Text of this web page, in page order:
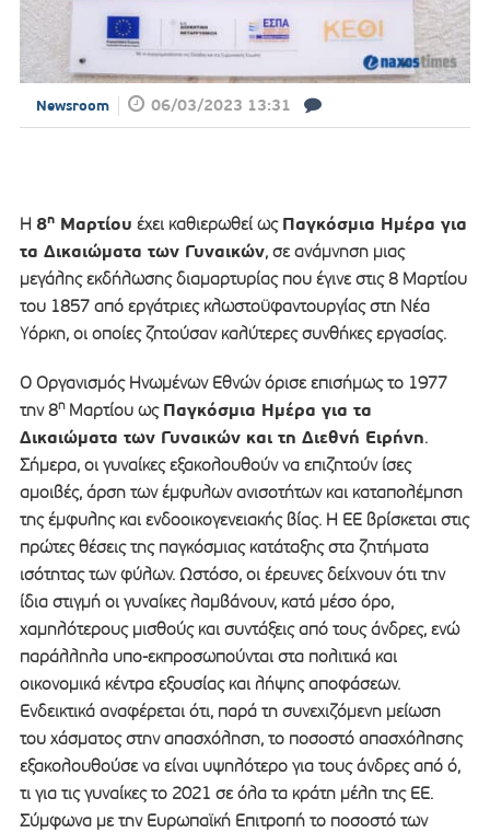
Newsroom 06/03/2023 13:31
Η 8ηΜαρτίου έχει καθιερωθεί ως Παγκόσμια Ημέρα για
τα Δικαιώματα των Γυναικών, σε ανάμνηση μιας
μεγάλης εκδήλωσης διαμαρτυρίας που έγινε στις 8 Μαρτίου
του 1857 από εργάτριες κλωστοϋφαντουργίας στη Νέα
Υόρκη, οι οποίες ζητούσαν καλύτερες συνθήκες εργασίας.
Ο Οργανισμός Ηνωμένων Εθνών όρισε επισήμως το 1977
την 8ηΜαρτίου ως Παγκόσμια Ημέρα για τα
Δικαιώματα των Γυναικών και τη Διεθνή Ειρήνη.
Σήμερα, οι γυναίκες εξακολουθούν να επιζητούν ίσες
αμοιβές, άρση των έμφυλων ανισοτήτων και καταπολέμηση
της έμφυλης και ενδοοικογενειακής βίας. Η ΕΕ βρίσκεται στις
πρώτες θέσεις της παγκόσμιας κατάταξης στα ζητήματα
ισότητας των φύλων. Ωστόσο, οι έρευνες δείχνουν ότι την
ίδια στιγμή οι γυναίκες λαμβάνουν, κατά μέσο όρο,
χαμηλότερους μισθούς και συντάξεις από τους άνδρες, ενώ
παράλληλα υπο-εκπροσωπούνται στα πολιτικά και
οικονομικά κέντρα εξουσίας και λήψης αποφάσεων.
Ενδεικτικά αναφέρεται ότι, παρά τη συνεχιζόμενη μείωση
του χάσματος στην απασχόληση, το ποσοστό απασχόλησης
εξακολουθούσε να είναι υψηλότερο για τους άνδρες από ό,
τι για τις γυναίκες το 2021 σε όλα τα κράτη μέλη της ΕΕ.
Σύμφωνα με την Ευρωπαϊκή Επιτροπή το ποσοστό των